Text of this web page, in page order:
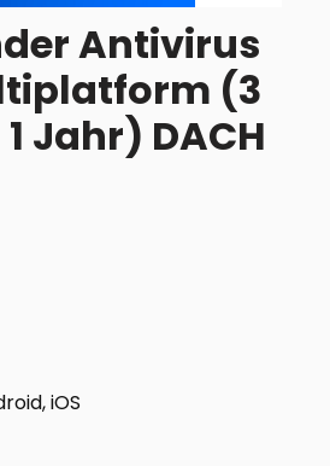
Antivirus
(3
Jahr) DACH
iOS